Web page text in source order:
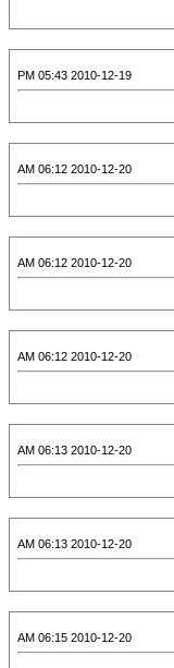
2010-12-19 05:43 PM
2010-12-20 06:12 AM
2010-12-20 06:12 AM
2010-12-20 06:12 AM
2010-12-20 06:13 AM
2010-12-20 06:13 AM
2010-12-20 06:15 AM